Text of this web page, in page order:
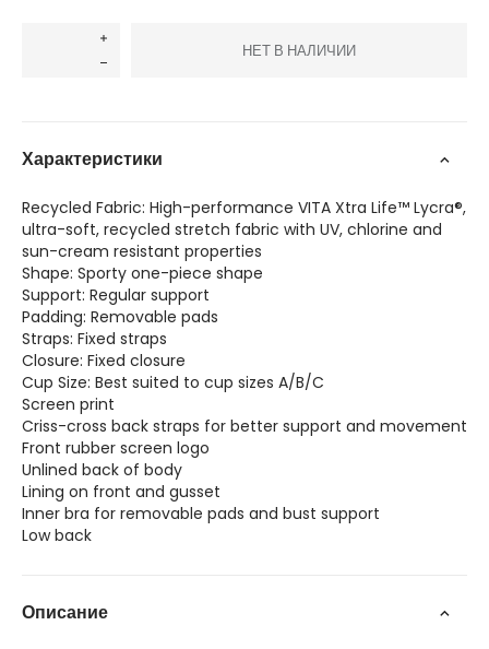
НЕТ В НАЛИЧИИ
Характеристики
Recycled Fabric: High-performance VITA Xtra Life™ Lycra®,
ultra-soft, recycled stretch fabric with UV, chlorine and
sun-cream resistant properties
Shape: Sporty one-piece shape
Support: Regular support
Padding: Removable pads
Straps: Fixed straps
Closure: Fixed closure
Cup Size: Best suited to cup sizes A/B/C
Screen print
Criss-cross back straps for better support and movement
Front rubber screen logo
Unlined back of body
Lining on front and gusset
Inner bra for removable pads and bust support
Low back
Описание